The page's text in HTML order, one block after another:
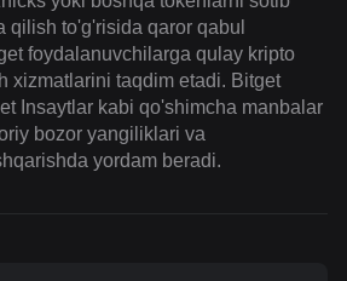
qilish to'g'risida qaror qabul
foydalanuvchilarga qulay kripto
xizmatlarini taqdim etadi. Bitget
Insaytlar kabi qo'shimcha manbalar
bozor yangiliklari va
yordam beradi.